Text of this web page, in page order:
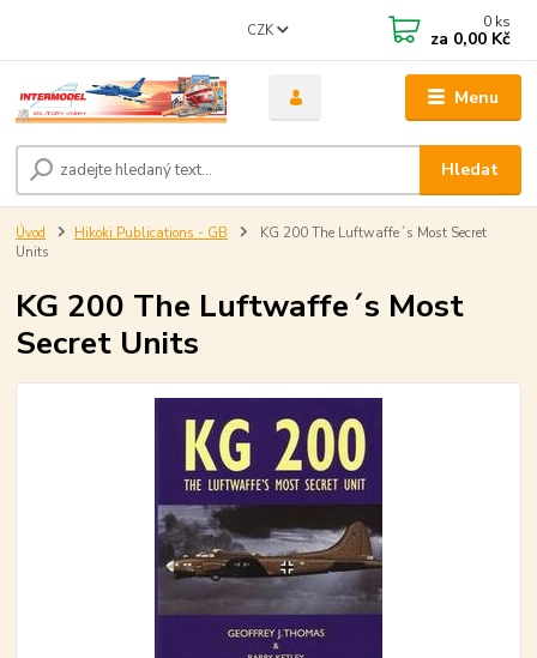
Menu
CZK
Hledat
0 ks
za 0,00 Kč
Úvod Hikoki Publications - GB
KG 200 The Luftwaffe´s Most Secret
Units
KG 200 The Luftwaffe´s Most
Secret Units